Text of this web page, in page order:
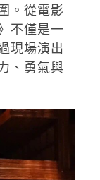
。從電影
不僅是一
現場演出
、勇氣與